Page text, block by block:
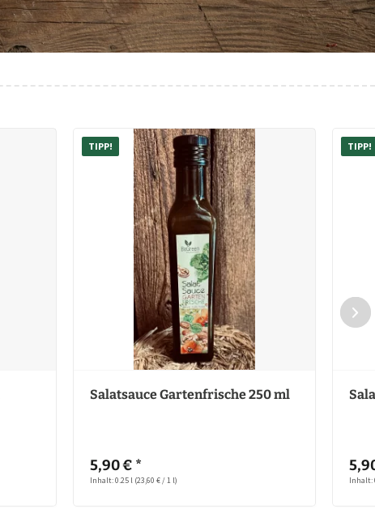
TIPP!
Salatsauce Gartenfrische 250 ml
5,90 € *
Inhalt: 0.25 l (23,60 € / 1 l)
TIPP!
Inhalt: